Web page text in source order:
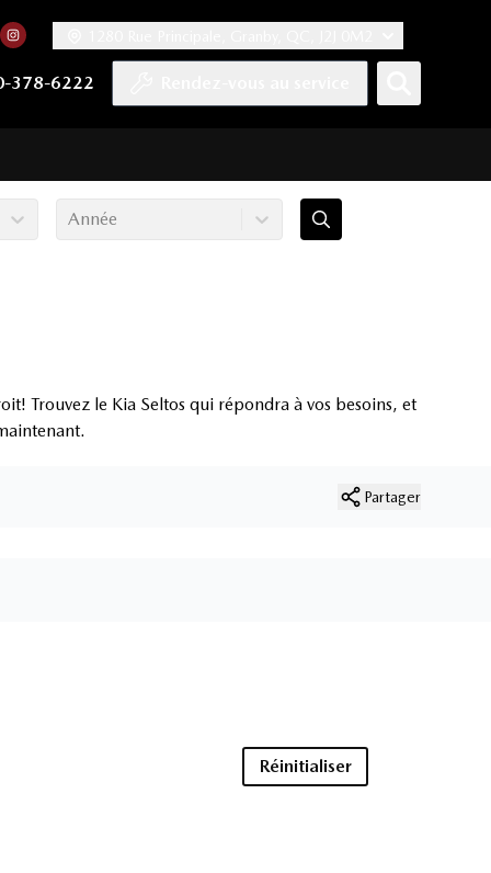
378-6222
Twitter
chaîne YouTube
notre compte Tiktok
vers notre compte LinkedIn
Lien vers notre compte Instagram
Année
Trouvez le Kia Seltos qui répondra à vos besoins, et
Partager
Réinitialiser